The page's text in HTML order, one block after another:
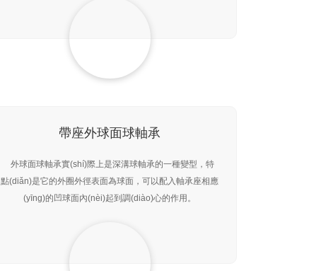
帶座外球面球軸承
外球面球軸承實(shí)際上是深溝球軸承的一種變型，特
點(diǎn)是它的外圈外徑表面為球面，可以配入軸承座相應
(yīng)的凹球面內(nèi)起到調(diào)心的作用。